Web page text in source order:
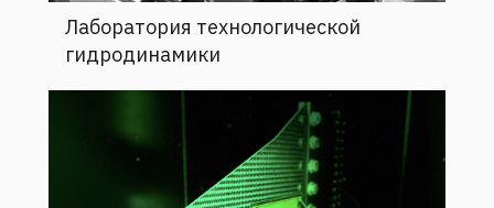
Лаборатория технологической
гидродинамики